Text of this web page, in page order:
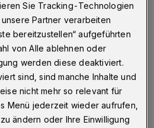
Radio
einstimmig im Amt
em. Thomas Kroemer für
gewählt.
Sie Tracking-Technologien
Partner verarbeiten
bereitzustellen“ aufgeführten
von Alle ablehnen oder
werden diese deaktiviert.
sind, sind manche Inhalte und
nicht mehr so relevant für
Menü jederzeit wieder aufrufen,
ändern oder Ihre Einwilligung